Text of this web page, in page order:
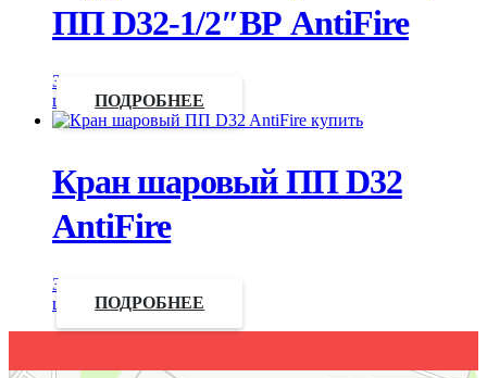
ПП D32-1/2″ВР AntiFire
Запросить
цену
ПОДРОБНЕЕ
Кран шаровый ПП D32
AntiFire
Запросить
цену
ПОДРОБНЕЕ